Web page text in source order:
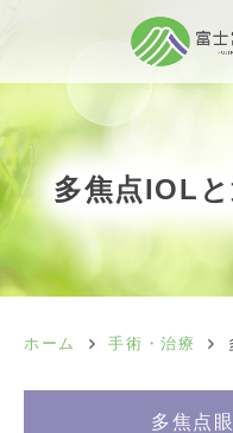
多焦点IOL
ホーム 手術・治療
多焦点